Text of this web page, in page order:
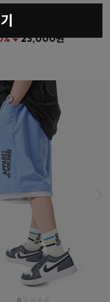
프팬츠
↓23,000원